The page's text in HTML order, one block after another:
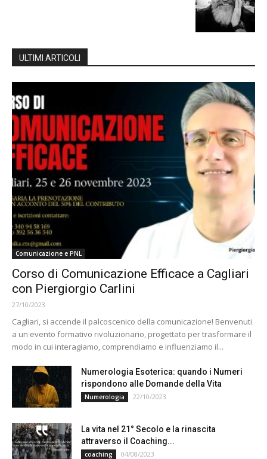
ULTIMI ARTICOLI
Comunicazione e PNL
Corso di Comunicazione Efficace a Cagliari
con Piergiorgio Carlini
27/10/2023
Cagliari, si accende il palcoscenico della comunicazione! Benvenuti
a un evento formativo rivoluzionario, progettato per trasformare il
modo in cui interagiamo, comprendiamo e influenziamo il...
Numerologia Esoterica: quando i Numeri
rispondono alle Domande della Vita
Numerologia 22/10/2023
La vita nel 21° Secolo e la rinascita
attraverso il Coaching...
coaching 04/08/2023